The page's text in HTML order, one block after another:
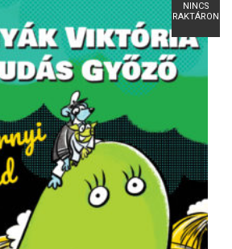
NINCS
RAKTÁRON